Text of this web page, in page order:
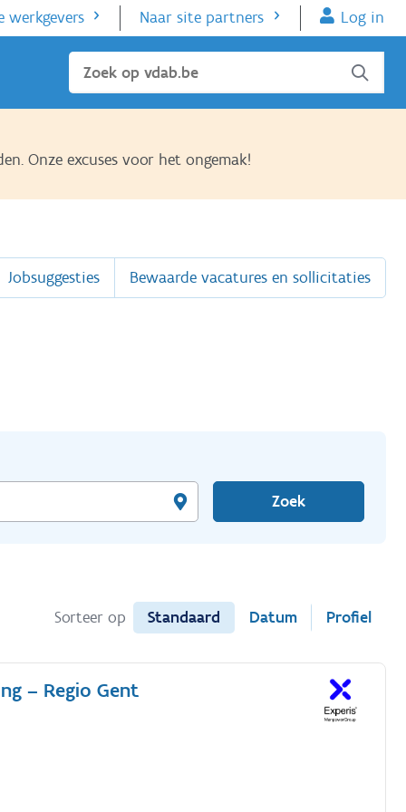
werkgevers Naar site partners Log in
Sluiten
Onze excuses voor het ongemak!
Jobsuggesties Bewaarde vacatures en sollicitaties
Zoek
Sorteer op Standaard Datum Profiel
– Regio Gent